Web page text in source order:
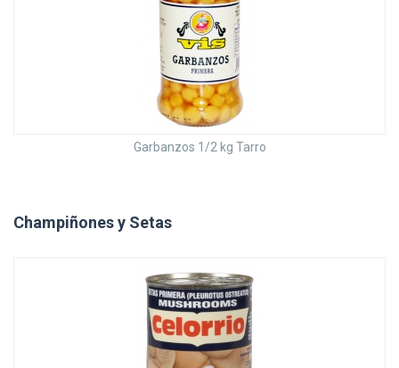
Garbanzos 1/2 kg Tarro
Champiñones y Setas